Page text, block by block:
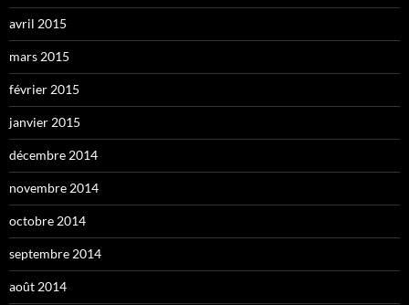
avril 2015
mars 2015
février 2015
janvier 2015
décembre 2014
novembre 2014
octobre 2014
septembre 2014
août 2014